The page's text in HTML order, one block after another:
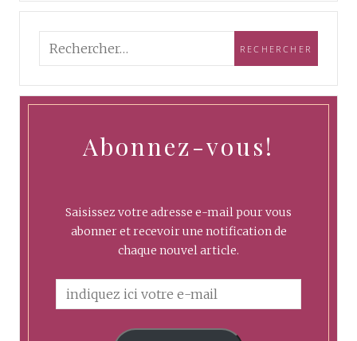
Abonnez-vous!
Saisissez votre adresse e-mail pour vous
abonner et recevoir une notification de
chaque nouvel article.